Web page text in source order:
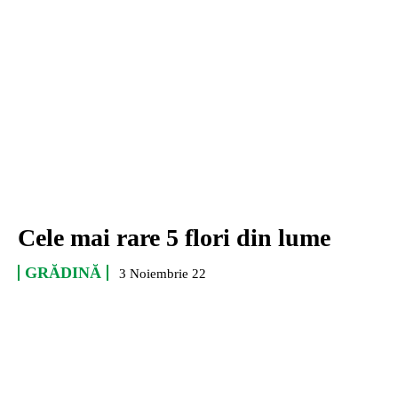
Cele mai rare 5 flori din lume
GRĂDINĂ 3 Noiembrie 22